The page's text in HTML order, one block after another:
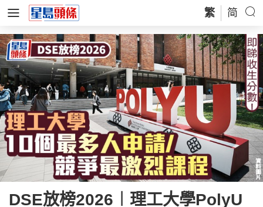
繁 简
DSE放榜2026︱理工大學PolyU